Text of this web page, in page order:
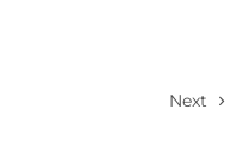
Next